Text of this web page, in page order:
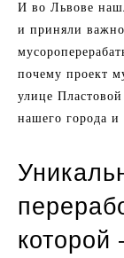
И во Львове
и приняли
почему проект
улице
нашего города и